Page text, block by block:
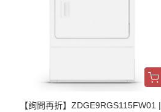
【詢問再折】ZDGE9RGS115FW01 |